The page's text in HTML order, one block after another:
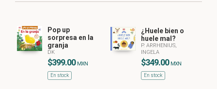
Pop up
sorpresa en la
granja
DK
$399.00 MXN
En stock
¿Huele bien o
huele mal?
P. ARRHENIUS,
INGELA
$349.00 MXN
En stock